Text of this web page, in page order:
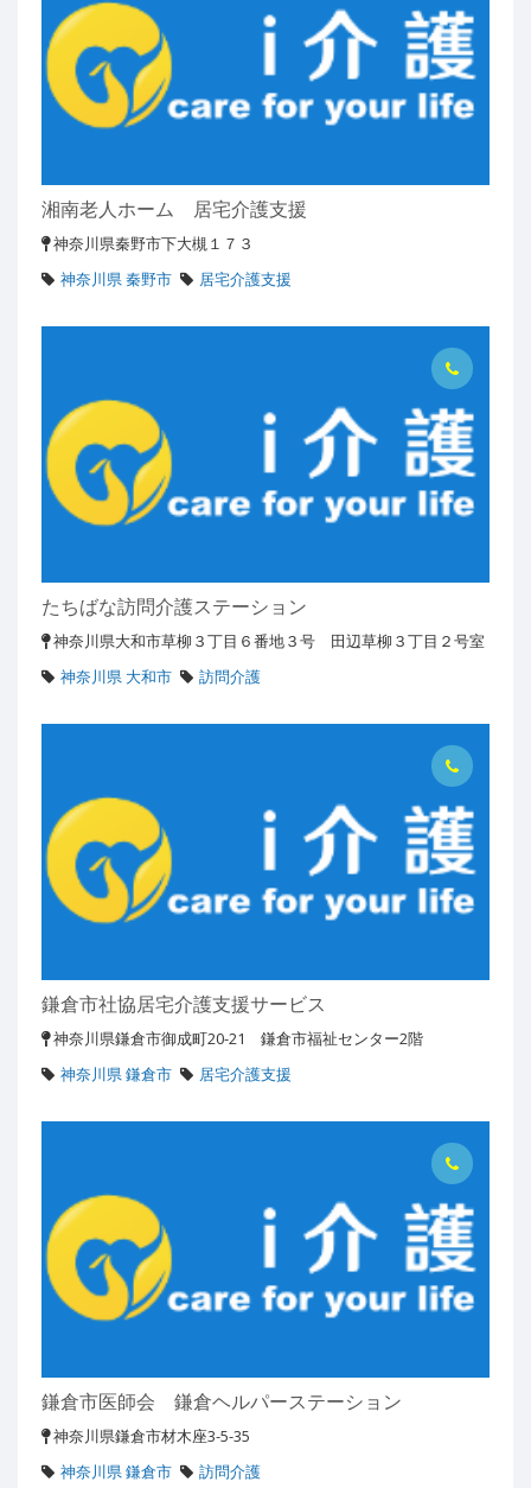
湘南老人ホーム 居宅介護支援
神奈川県秦野市下大槻１７３
神奈川県 秦野市
居宅介護支援
たちばな訪問介護ステーション
神奈川県大和市草柳３丁目６番地３号 田辺草柳３丁目２号室
神奈川県 大和市
訪問介護
鎌倉市社協居宅介護支援サービス
神奈川県鎌倉市御成町20-21 鎌倉市福祉センター2階
神奈川県 鎌倉市
居宅介護支援
鎌倉市医師会 鎌倉ヘルパーステーション
神奈川県鎌倉市材木座3-5-35
神奈川県 鎌倉市
訪問介護